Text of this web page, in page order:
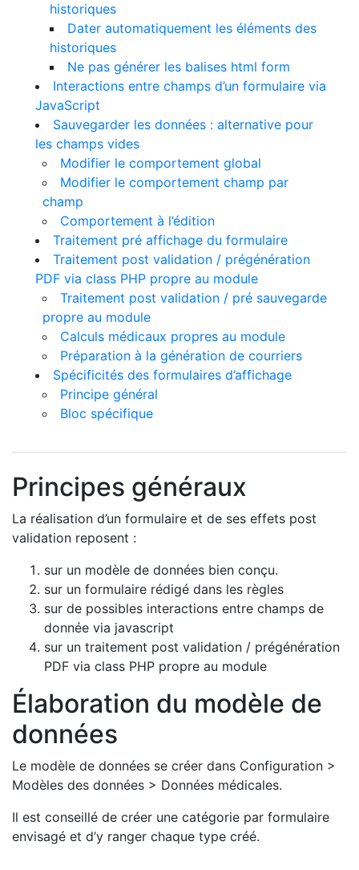
historiques
Dater automatiquement les éléments des
historiques
Ne pas générer les balises html form
Interactions entre champs d’un formulaire via
JavaScript
Sauvegarder les données : alternative pour
les champs vides
Modifier le comportement global
Modifier le comportement champ par
champ
Comportement à l’édition
Traitement pré affichage du formulaire
Traitement post validation / prégénération
PDF via class PHP propre au module
Traitement post validation / pré sauvegarde
propre au module
Calculs médicaux propres au module
Préparation à la génération de courriers
Spécificités des formulaires d’affichage
Principe général
Bloc spécifique
Principes généraux
La réalisation d’un formulaire et de ses effets post
validation reposent :
sur un modèle de données bien conçu.
sur un formulaire rédigé dans les règles
sur de possibles interactions entre champs de
donnée via javascript
sur un traitement post validation / prégénération
PDF via class PHP propre au module
Élaboration du modèle de
données
Le modèle de données se créer dans Configuration >
Modèles des données > Données médicales.
Il est conseillé de créer une catégorie par formulaire
envisagé et d’y ranger chaque type créé.